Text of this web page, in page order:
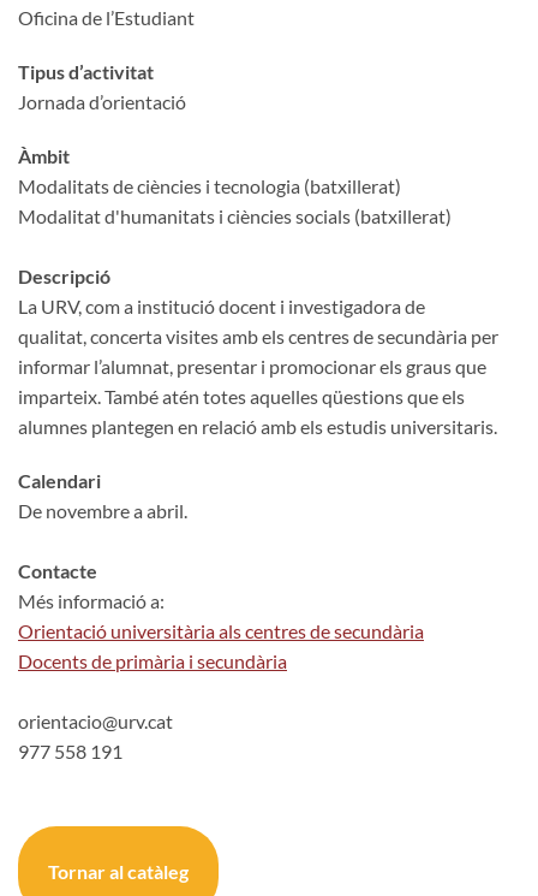
Oficina de l’Estudiant
Tipus d’activitat
Jornada d’orientació
Àmbit
Modalitats de ciències i tecnologia (batxillerat)
Modalitat d'humanitats i ciències socials (batxillerat)
Descripció
La URV, com a institució docent i investigadora de
qualitat, concerta visites amb els centres de secundària per
informar l’alumnat, presentar i promocionar els graus que
imparteix. També atén totes aquelles qüestions que els
alumnes plantegen en relació amb els estudis universitaris.
Calendari
De novembre a abril.
Contacte
Més informació a:
Orientació universitària als centres de secundària
Docents de primària i secundària
orientacio@urv.cat
977 558 191
Tornar al catàleg